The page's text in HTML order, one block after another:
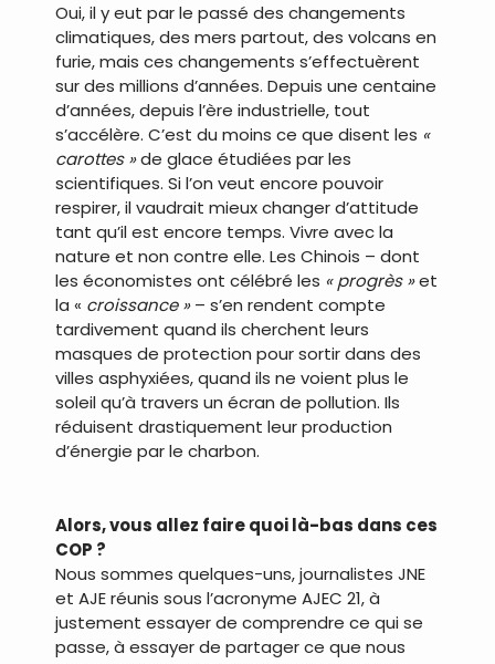
Oui, il y eut par le passé des changements
climatiques, des mers partout, des volcans en
furie, mais ces changements s’effectuèrent
sur des millions d’années. Depuis une centaine
d’années, depuis l’ère industrielle, tout
s’accélère. C’est du moins ce que disent les «
carottes »de glace étudiées par les
scientifiques. Si l’on veut encore pouvoir
respirer, il vaudrait mieux changer d’attitude
tant qu’il est encore temps. Vivre avec la
nature et non contre elle. Les Chinois – dont
les économistes ont célébré les « progrès »et
la « croissance »– s’en rendent compte
tardivement quand ils cherchent leurs
masques de protection pour sortir dans des
villes asphyxiées, quand ils ne voient plus le
soleil qu’à travers un écran de pollution. Ils
réduisent drastiquement leur production
d’énergie par le charbon.
Alors, vous allez faire quoi là-bas dans ces
COP ?
Nous sommes quelques-uns, journalistes JNE
et AJE réunis sous l’acronyme AJEC 21, à
justement essayer de comprendre ce qui se
passe, à essayer de partager ce que nous